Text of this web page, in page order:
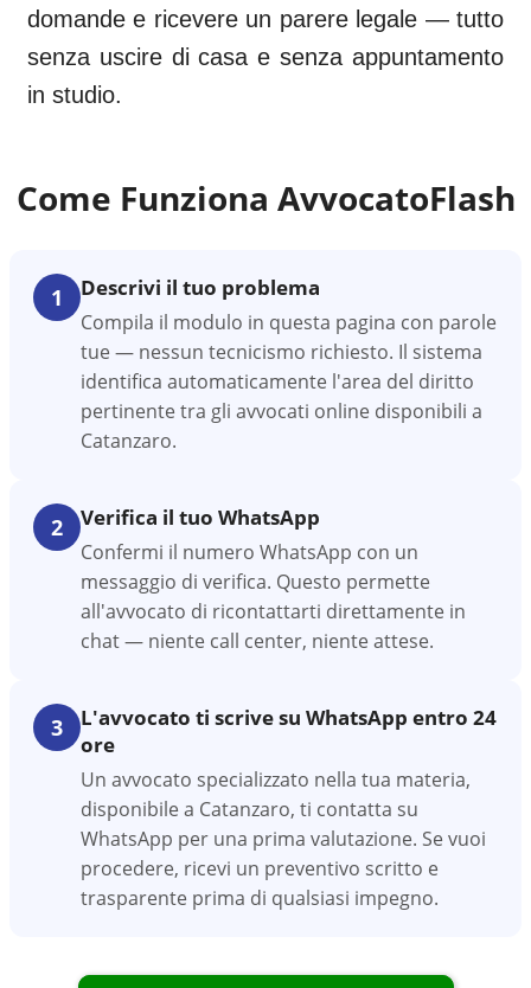
domande e ricevere un parere legale — tutto
senza uscire di casa e senza appuntamento
in studio.
Come Funziona AvvocatoFlash
1 Descrivi il tuo problema
Compila il modulo in questa pagina con parole
tue — nessun tecnicismo richiesto. Il sistema
identifica automaticamente l'area del diritto
pertinente tra gli avvocati online disponibili a
Catanzaro.
2 Verifica il tuo WhatsApp
Confermi il numero WhatsApp con un
messaggio di verifica. Questo permette
all'avvocato di ricontattarti direttamente in
chat — niente call center, niente attese.
3
L'avvocato ti scrive su WhatsApp entro 24
ore
Un avvocato specializzato nella tua materia,
disponibile a Catanzaro, ti contatta su
WhatsApp per una prima valutazione. Se vuoi
procedere, ricevi un preventivo scritto e
trasparente prima di qualsiasi impegno.